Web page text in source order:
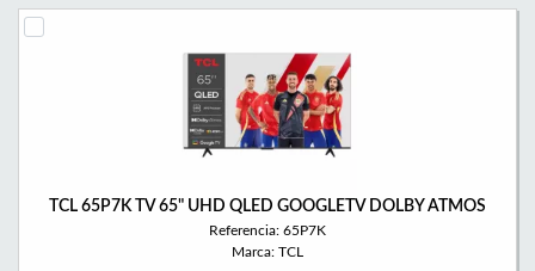
TCL 65P7K TV 65" UHD QLED GOOGLETV DOLBY ATMOS
Referencia: 65P7K
Marca: TCL